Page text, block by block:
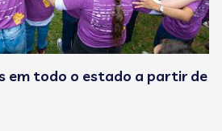
em todo o estado a partir de